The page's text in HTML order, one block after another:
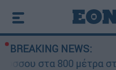
BREAKING NEWS:
800 μέτρα στο